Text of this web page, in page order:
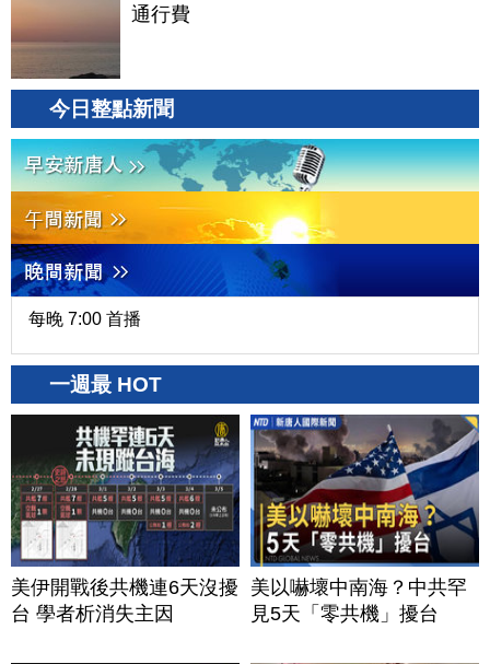
通行費
今日整點新聞
每晚 7:00 首播
一週最 HOT
美伊開戰後共機連6天沒擾
台 學者析消失主因
美以嚇壞中南海？中共罕
見5天「零共機」擾台